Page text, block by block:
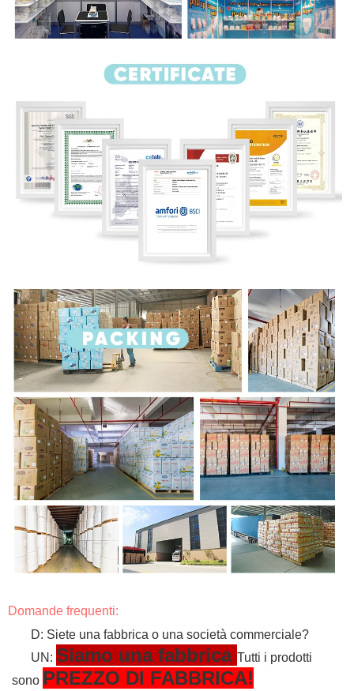
Domande frequenti:
D: Siete una fabbrica o una società commerciale?
UN: Siamo una fabbrica Tutti i prodotti
sono PREZZO DI FABBRICA!